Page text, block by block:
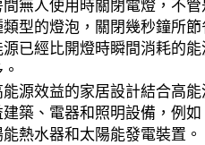
間無人使用時關閉電燈，不管
類型的燈泡，關閉幾秒鐘所節
源已經比開燈時瞬間消耗的能
能源效益的家居設計結合高能
建築、電器和照明設備，例如
能熱水器和太陽能發電裝置。